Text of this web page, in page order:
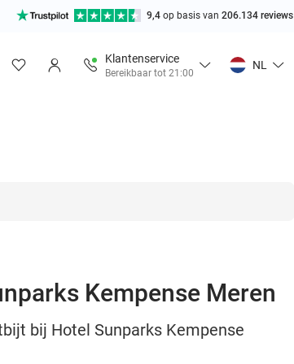
9,4 op basis van 206.134 reviews
Klantenservice
Bereikbaar tot 21:00
NL
Kempense Meren
bij Hotel Sunparks Kempense